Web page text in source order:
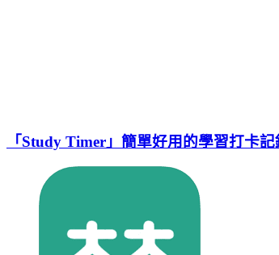
「Study Timer」簡單好用的學習打卡